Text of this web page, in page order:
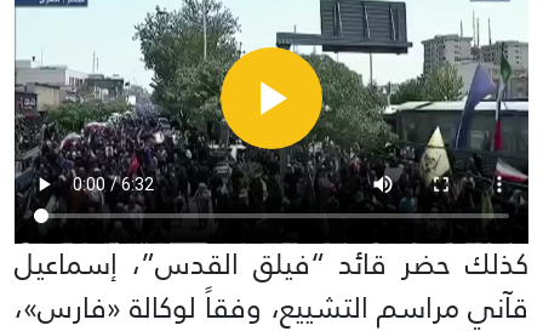
كذلك حضر قائد “فيلق القدس”، إسماعيل
قآني مراسم التشييع، وفقاً لوكالة «فارس»،